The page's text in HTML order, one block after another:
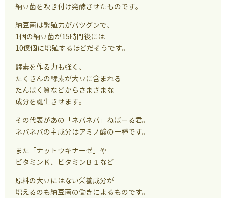
納豆菌を吹き付け発酵させたものです。
納豆菌は繁殖力がバツグンで、
1個の納豆菌が15時間後には
10億個に増殖するほどだそうです。
酵素を作る力も強く、
たくさんの酵素が大豆に含まれる
たんぱく質などからさまざまな
成分を誕生させます。
その代表があの「ネバネバ」ねばーる君。
ネバネバの主成分はアミノ酸の一種です。
また「ナットウキナーゼ」や
ビタミンＫ、ビタミンＢ１など
原料の大豆にはない栄養成分が
増えるのも納豆菌の働きによるものです。